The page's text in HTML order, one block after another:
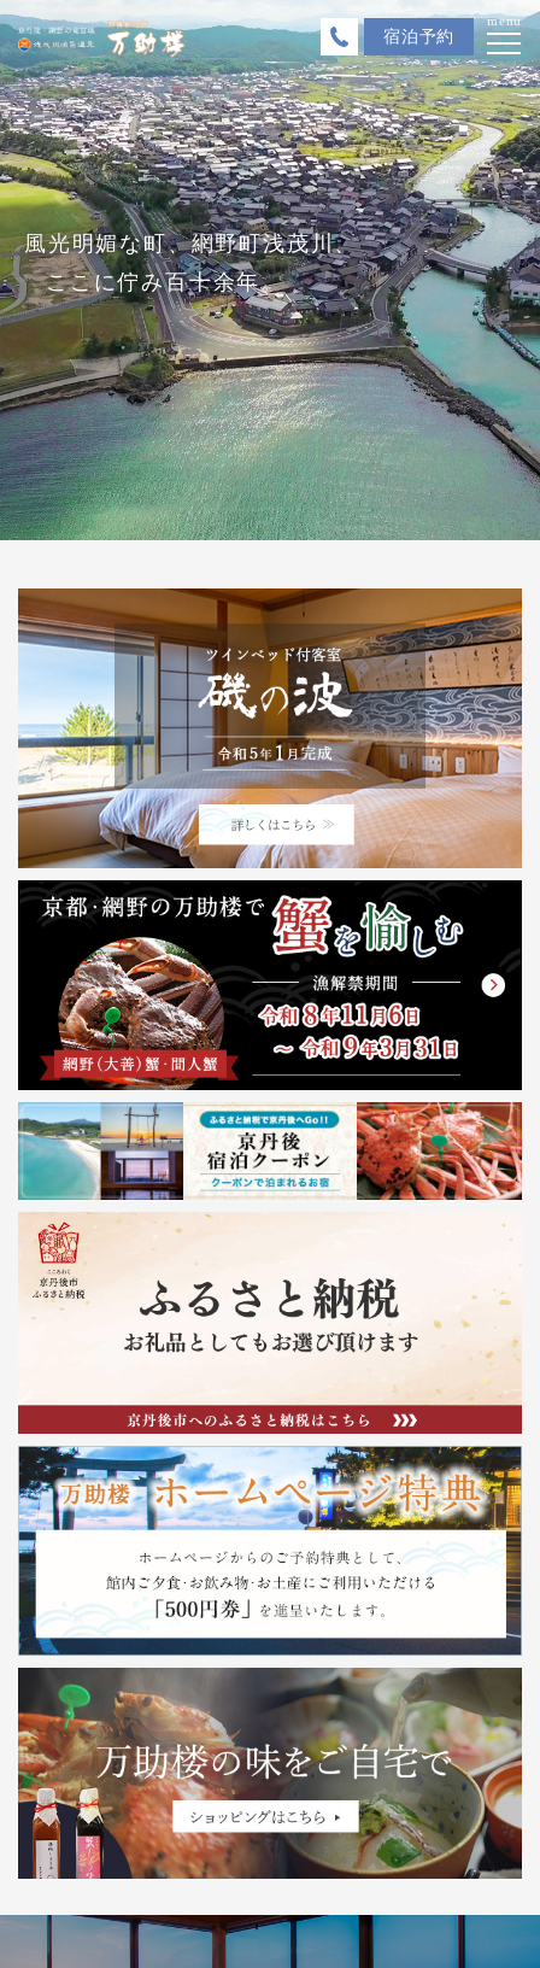
宿泊予約
menu
風光明媚な町、網野町浅茂川、
ここに佇み百十余年。
刻々と変わる
海の景色がそこに広がる